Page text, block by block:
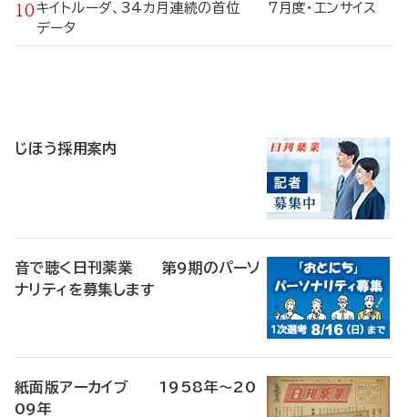
キイトルーダ、34カ月連続の首位 7月度・エンサイス
データ
じほう採用案内
音で聴く日刊薬業 第9期のパーソ
ナリティを募集します
紙面版アーカイブ 1958年～20
09年